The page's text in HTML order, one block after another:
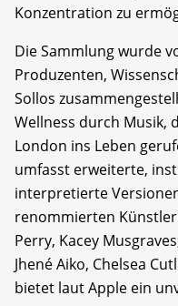
Konzentration zu
Die Sammlung wurde
Produzenten,
Sollos
Wellness durch Musik,
London ins Leben
umfasst erweiterte,
interpretierte
renommierten
Perry, Kacey
Jhené Aiko, Chelsea
bietet laut Apple ein